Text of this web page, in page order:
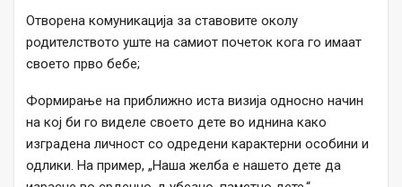
Отворена комуникација за ставовите околу
родителството уште на самиот почеток кога го имаат
своето прво бебе;
Формирање на приближно иста визија односно начин
на кој би го виделе своето дете во иднина како
изградена личност со одредени карактерни особини и
одлики. На пример, „Наша желба е нашето дете да